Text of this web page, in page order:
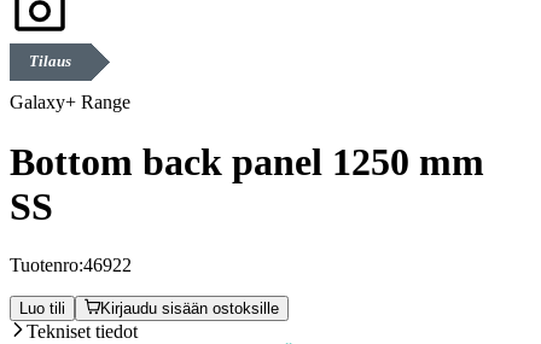
Tilaus
Galaxy+ Range
Bottom back panel 1250 mm
SS
Tuotenro:46922
Luo tili Kirjaudu sisään ostoksille
Tekniset tiedot